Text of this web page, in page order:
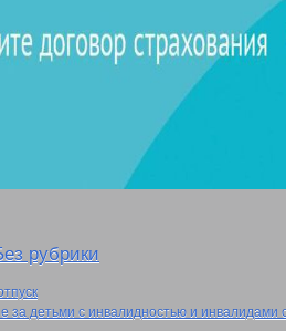
рубрики
за детьми с инвалидностью и инвалидами